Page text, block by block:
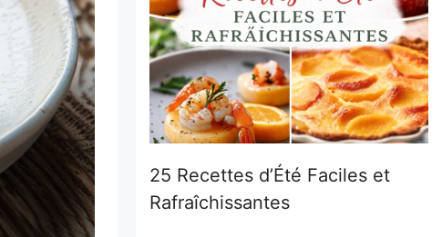
25 Recettes d’Été Faciles et
Rafraîchissantes